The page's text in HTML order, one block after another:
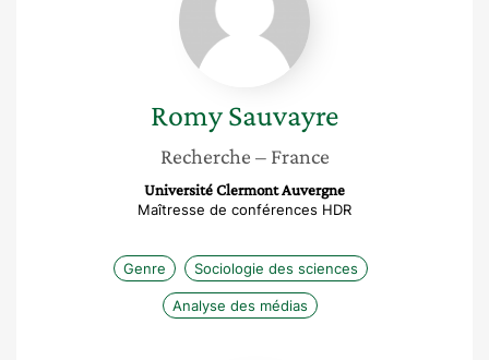
RomySauvayre
Recherche – France
Université Clermont Auvergne
Maîtresse de conférences HDR
Genre Sociologie des sciences
Analyse des médias